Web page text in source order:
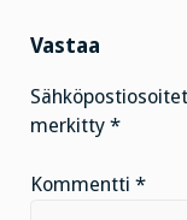
Vastaa
merkitty *
Kommentti *